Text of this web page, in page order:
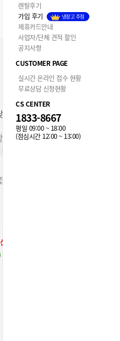
은가격순 높은가격순
케어
0원
신용카드 할인가
착 확률
렌탈후기
가입 후기
냉장고 추첨
제휴카드안내
사업자/단체 견적 할인
공지사항
CUSTOMER PAGE
실시간 온라인 접수 현황
무료상담 신청현황
CS CENTER
1833-8667
평일 09:00 ~ 18:00
(점심시간 12:00 ~ 13:00)